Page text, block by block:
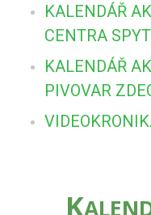
KALENDÁŘ
CENTRA
KALENDÁŘ
PIVOVAR
K